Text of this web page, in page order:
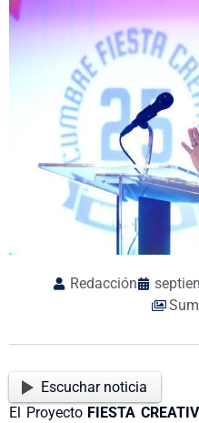
Redacción
Escuchar noticia
El Proyecto FIESTA